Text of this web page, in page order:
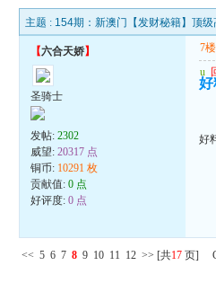
主题 : 154期：新澳门【发财秘籍】顶
【六合天娇】
圣骑士
发帖:2302
威望:20317 点
铜币: 10291 枚
贡献值:0 点
好评度:0 点
7楼
u
好
<< 5 6 7 8 9 10 11 12 >> [共17 页]